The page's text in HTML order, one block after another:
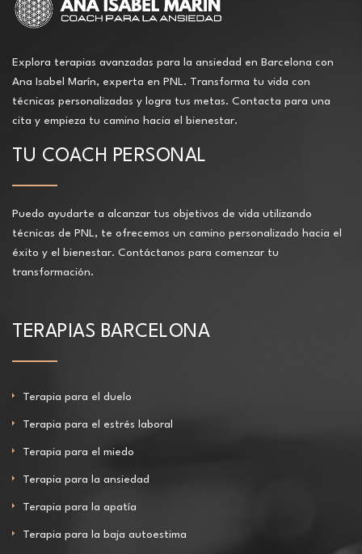
Explora terapias avanzadas para la ansiedad en Barcelona con
Ana Isabel Marín, experta en PNL. Transforma tu vida con
técnicas personalizadas y logra tus metas. Contacta para una
cita y empieza tu camino hacia el bienestar.
TU COACH PERSONAL
Puedo ayudarte a alcanzar tus objetivos de vida utilizando
técnicas de PNL, te ofrecemos un camino personalizado hacia el
éxito y el bienestar. Contáctanos para comenzar tu
transformación.
TERAPIAS BARCELONA
Terapia para el duelo
Terapia para el estrés laboral
Terapia para el miedo
Terapia para la ansiedad
Terapia para la apatía
Terapia para la baja autoestima